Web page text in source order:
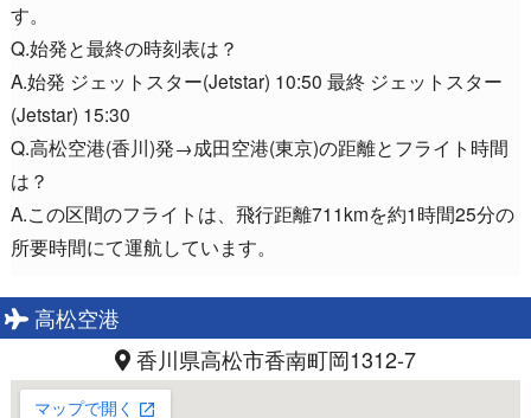
す。
Q.始発と最終の時刻表は？
A.始発 ジェットスター(Jetstar) 10:50 最終 ジェットスター
(Jetstar) 15:30
Q.高松空港(香川)発→成田空港(東京)の距離とフライト時間
は？
A.この区間のフライトは、飛行距離711kmを約1時間25分の
所要時間にて運航しています。
高松空港
香川県高松市香南町岡1312-7